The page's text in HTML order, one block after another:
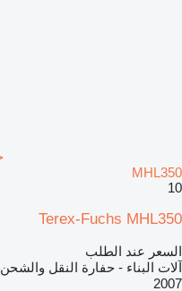
MHL350
10
Terex-Fuchs MHL350
السعر عند الطلب
آلات البناء - حفارة النقل والشحن
2007